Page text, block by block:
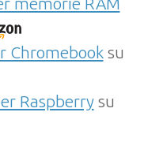
Chromebooksu
Raspberrysu